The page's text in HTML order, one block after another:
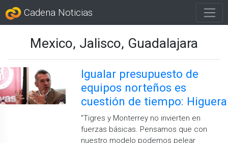
Cadena Noticias
Mexico, Jalisco, Guadalajara
Igualar presupuesto de
equipos norteños es
cuestión de tiempo: Higuera
"Tigres y Monterrey no invierten en
fuerzas básicas. Pensamos que con
nuestro modelo podemos pelear